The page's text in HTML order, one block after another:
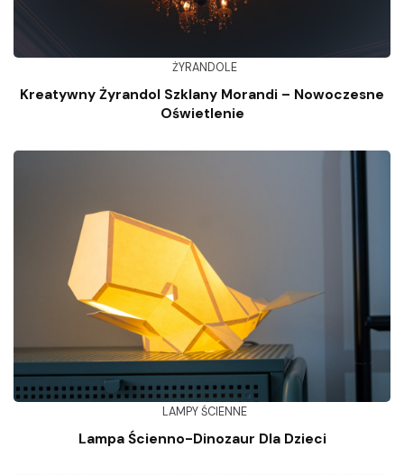
ŻYRANDOLE
Kreatywny Żyrandol Szklany Morandi – Nowoczesne
Oświetlenie
LAMPY ŚCIENNE
Lampa Ścienno-Dinozaur Dla Dzieci